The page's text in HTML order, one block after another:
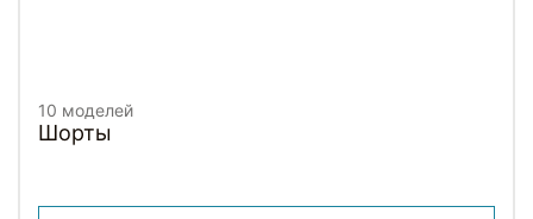
10 моделей
Шорты